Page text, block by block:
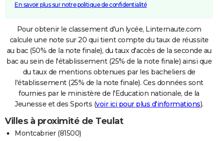
En savoir plus sur notre politique de confidentialité
Pour obtenir le classement d'un lycée, Linternaute.com
calcule une note sur 20 qui tient compte du taux de réussite
au bac (50% de la note finale), du taux d'accès de la seconde au
bac au sein de l'établissement (25% de la note finale) ainsi que
du taux de mentions obtenues par les bacheliers de
l'établissement (25% de la note finale). Ces données sont
fournies par le ministère de l'Education nationale, de la
Jeunesse et des Sports (voir ici pour plus d'informations).
Villes à proximité de Teulat
Montcabrier (81500)